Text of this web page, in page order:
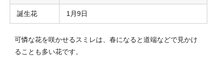
誕生花 1月9日
可憐な花を咲かせるスミレは、春になると道端などで見かけ
ることも多い花です。